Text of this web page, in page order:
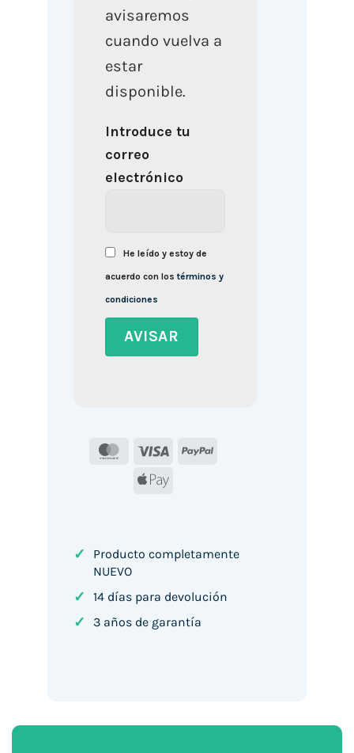
avisaremos
cuando vuelva a
estar
disponible.
Introduce tu
correo
electrónico
He leído y estoy de
acuerdo con lostérminos y
condiciones
MasterCard
Visa
PayPal
Apple
✓
Producto completamente
NUEVO
✓ 14 días para devolución
✓ 3 años de garantía